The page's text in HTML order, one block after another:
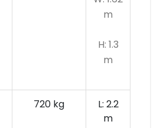
m
H: 1.3
m
720 kg
L: 2.2
m